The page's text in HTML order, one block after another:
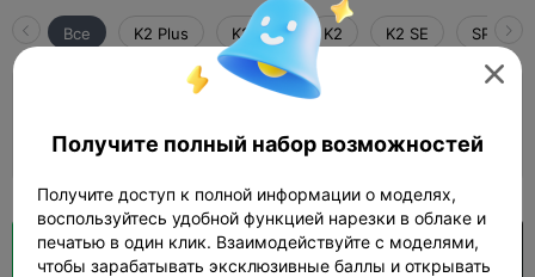
Все K2 Plus K2 Pro K2 K2 SE SPARKX
Слой 0,2 мм, 2 стенки, заполнение 15%
 07h 40m  2 plates  234.73g
Кусочек облака Открыть в Creality Cloud

Получите полный набор возможностей
Получите доступ к полной информации о моделях,
воспользуйтесь удобной функцией нарезки в облаке и
печатью в один клик. Взаимодействуйте с моделями,
чтобы зарабатывать эксклюзивные баллы и открывать